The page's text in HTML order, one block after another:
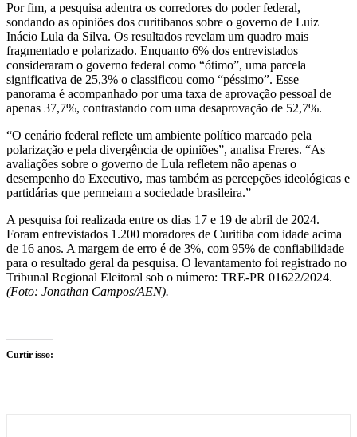
Por fim, a pesquisa adentra os corredores do poder federal,
sondando as opiniões dos curitibanos sobre o governo de Luiz
Inácio Lula da Silva. Os resultados revelam um quadro mais
fragmentado e polarizado. Enquanto 6% dos entrevistados
consideraram o governo federal como “ótimo”, uma parcela
significativa de 25,3% o classificou como “péssimo”. Esse
panorama é acompanhado por uma taxa de aprovação pessoal de
apenas 37,7%, contrastando com uma desaprovação de 52,7%.
“O cenário federal reflete um ambiente político marcado pela
polarização e pela divergência de opiniões”, analisa Freres. “As
avaliações sobre o governo de Lula refletem não apenas o
desempenho do Executivo, mas também as percepções ideológicas e
partidárias que permeiam a sociedade brasileira.”
A pesquisa foi realizada entre os dias 17 e 19 de abril de 2024.
Foram entrevistados 1.200 moradores de Curitiba com idade acima
de 16 anos. A margem de erro é de 3%, com 95% de confiabilidade
para o resultado geral da pesquisa. O levantamento foi registrado no
Tribunal Regional Eleitoral sob o número: TRE-PR 01622/2024.
(Foto: Jonathan Campos/AEN).
Curtir isso: